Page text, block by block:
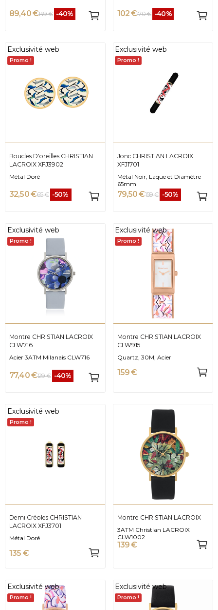
89,40 €149 € -40% 102 €170 € -40%
Exclusivité web
Promo !
Boucles D'oreilles CHRISTIAN
LACROIX XFJ3902
Métal Doré
32,50 €65 € -50%
Exclusivité web
Promo !
Jonc CHRISTIAN LACROIX
XFJ1701
Métal Noir, Laque et Diamètre
65mm
79,50 €159 € -50%
Exclusivité web
Promo !
Montre CHRISTIAN LACROIX
CLW716
Acier 3ATM Milanais CLW716
77,40 €129 € -40%
Exclusivité web
Promo !
Montre CHRISTIAN LACROIX
CLW915
Quartz, 30M, Acier
159 €
Exclusivité web
Promo !
Demi Créoles CHRISTIAN
LACROIX XFJ3701
Métal Doré
135 €
Montre CHRISTIAN LACROIX
3ATM Christian LACROIX
CLW1002
139 €
Exclusivité web
Promo !
Exclusivité web
Promo !